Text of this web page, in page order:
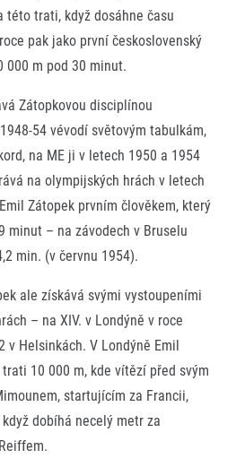
této trati, když dosáhne času
pak jako první československý
000 m pod 30 minut.
Zátopkovou disciplínou
54 vévodí světovým tabulkám,
na ME ji v letech 1950 a 1954
na olympijských hrách v letech
Zátopek prvním člověkem, který
minut – na závodech v Bruselu
min. (v červnu 1954).
ale získává svými vystoupeními
– na XIV. v Londýně v roce
v Helsinkách. V Londýně Emil
10 000 m, kde vítězí před svým
startujícím za Francii,
dobíhá necelý metr za